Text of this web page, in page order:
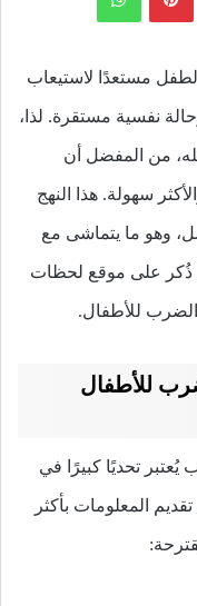
الطفل مستعدًا لاستيعاب
نفسية مستقرة. لذا،
من المفضل أن
سهولة. هذا النهج
وهو ما يتماشى مع
ذُكر على موقع لحظات
للأطفال.
للأطفال
يُعتبر تحديًا كبيرًا في
المعلومات بأكثر